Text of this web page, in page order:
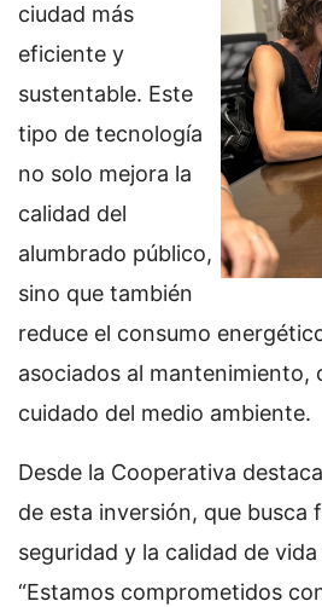
ciudad más
eficiente y
sustentable. Este
tipo de tecnología
no solo mejora la
calidad del
alumbrado público,
sino que también
reduce el consumo
asociados al mantenimiento,
cuidado del medio ambiente.
Desde la Cooperativa
de esta inversión, que busca
seguridad y la calidad de
“Estamos comprometidos